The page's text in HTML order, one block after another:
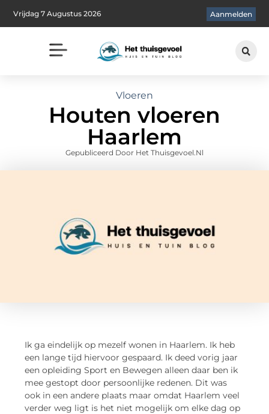
Vrijdag 7 Augustus 2026 Aanmelden
Vloeren
Houten vloeren
Haarlem
Gepubliceerd Door Het Thuisgevoel.nl
Ik ga eindelijk op mezelf wonen in Haarlem. Ik heb
een lange tijd hiervoor gespaard. Ik deed vorig jaar
een opleiding Sport en Bewegen alleen daar ben ik
mee gestopt door persoonlijke redenen. Dit was
ook in een andere plaats maar omdat Haarlem veel
verder weg ligt is het niet mogelijk om elke dag op